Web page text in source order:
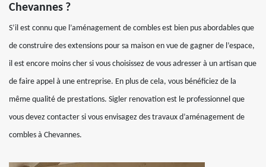
Chevannes ?
S’il est connu que l’aménagement de combles est bien pus abordables que
de construire des extensions pour sa maison en vue de gagner de l’espace,
il est encore moins cher si vous choisissez de vous adresser à un artisan que
de faire appel à une entreprise. En plus de cela, vous bénéficiez de la
même qualité de prestations. Sigler renovation est le professionnel que
vous devez contacter si vous envisagez des travaux d’aménagement de
combles à Chevannes.